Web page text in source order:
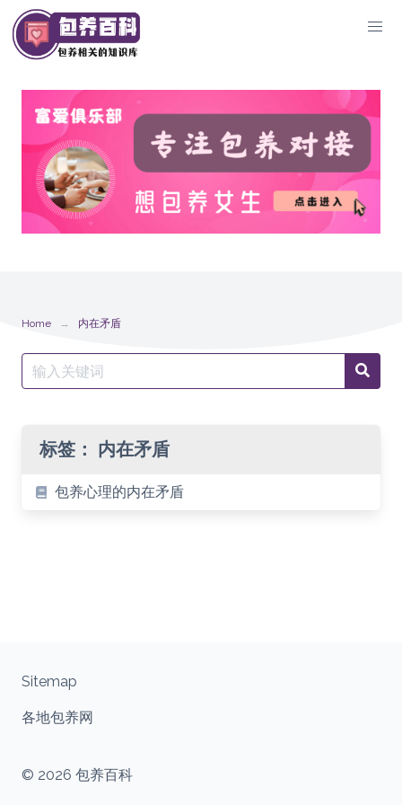
Skip
to
content
Home 内在矛盾
Search
for:
标签： 内在矛盾
包养心理的内在矛盾
© 2026 包养百科
Sitemap
各地包养网